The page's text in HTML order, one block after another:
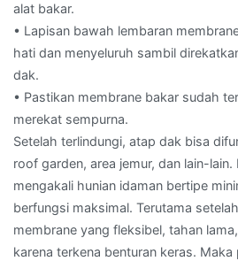
alat bakar.
• Lapisan bawah lembaran
hati dan menyeluruh sambil
dak.
• Pastikan membrane bakar sudah
merekat sempurna.
Setelah terlindungi, atap dak bisa
roof garden, area jemur, dan lain-lain.
mengakali hunian idaman bertipe
berfungsi maksimal. Terutama
membrane yang fleksibel, tahan
karena terkena benturan keras.